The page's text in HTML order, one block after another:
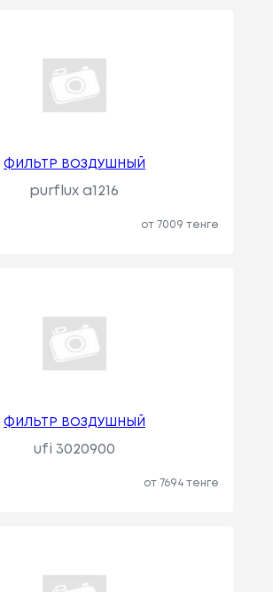
ФИЛЬТР ВОЗДУШНЫЙ
purflux a1216
от 7009 тенге
ФИЛЬТР ВОЗДУШНЫЙ
ufi 3020900
от 7694 тенге